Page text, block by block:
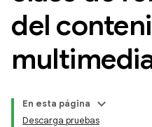
del
En esta página
Descarga pruebas